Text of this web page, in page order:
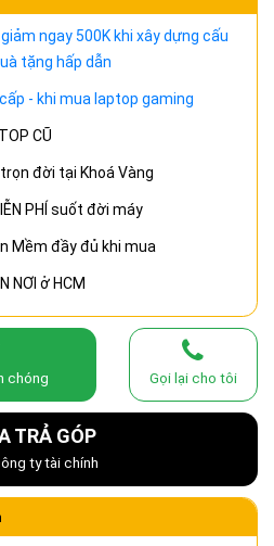
giảm ngay 500K khi xây dựng cấu
tặng hấp dẫn
- khi mua laptop gaming
CŨ
đời tại Khoá Vàng
PHÍ suốt đời máy
Mềm đầy đủ khi mua
NƠI ở HCM
chóng Gọi lại cho tôi
TRẢ GÓP
ty tài chính